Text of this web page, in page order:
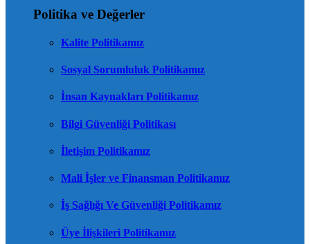
Politika ve Değerler
Kalite Politikamız
Sosyal Sorumluluk Politikamız
İnsan Kaynakları Politikamız
Bilgi Güvenliği Politikası
İletişim Politikamız
Mali İşler ve Finansman Politikamız
İş Sağlığı Ve Güvenliği Politikamız
Üye İlişkileri Politikamız